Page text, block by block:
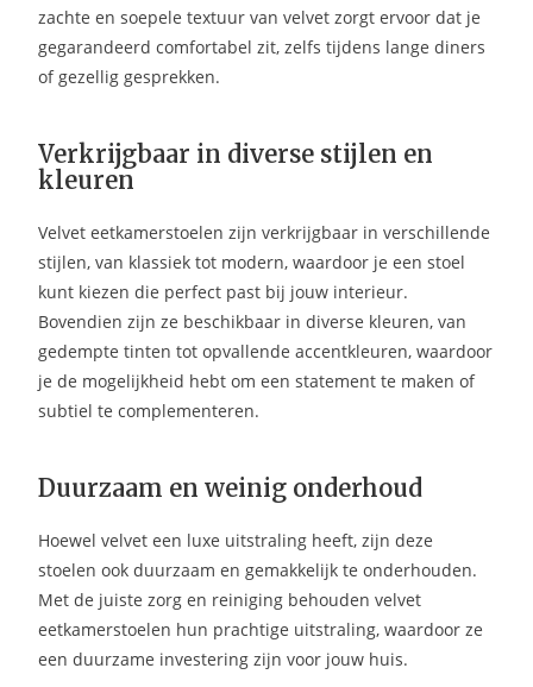
zachte en soepele textuur van velvet zorgt ervoor dat je
gegarandeerd comfortabel zit, zelfs tijdens lange diners
of gezellig gesprekken.
Verkrijgbaar in diverse stijlen en
kleuren
Velvet eetkamerstoelen zijn verkrijgbaar in verschillende
stijlen, van klassiek tot modern, waardoor je een stoel
kunt kiezen die perfect past bij jouw interieur.
Bovendien zijn ze beschikbaar in diverse kleuren, van
gedempte tinten tot opvallende accentkleuren, waardoor
je de mogelijkheid hebt om een statement te maken of
subtiel te complementeren.
Duurzaam en weinig onderhoud
Hoewel velvet een luxe uitstraling heeft, zijn deze
stoelen ook duurzaam en gemakkelijk te onderhouden.
Met de juiste zorg en reiniging behouden velvet
eetkamerstoelen hun prachtige uitstraling, waardoor ze
een duurzame investering zijn voor jouw huis.